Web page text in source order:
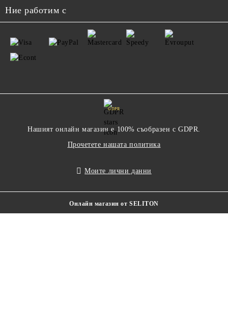
Ние работим с
GDPR
Нашият онлайн магазин е 100% съобразен с GDPR.
Прочетете нашата политика
Моите лични данни
Онлайн магазин от SELITON